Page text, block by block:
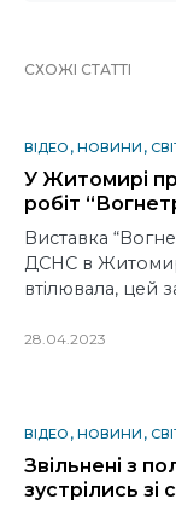
СХОЖІ СТАТТІ
ВІДЕО НОВИНИ
У Житомирі
робіт
Виставка
ДСНС в
втілювала, цей
28.04.2023
ВІДЕО НОВИНИ
Звільнені з
зустрілись зі